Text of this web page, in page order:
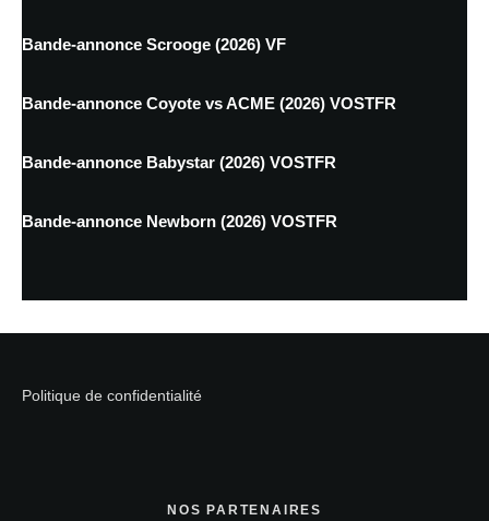
Bande-annonce Scrooge (2026) VF
Bande-annonce Coyote vs ACME (2026) VOSTFR
Bande-annonce Babystar (2026) VOSTFR
Bande-annonce Newborn (2026) VOSTFR
Politique de confidentialité
NOS PARTENAIRES